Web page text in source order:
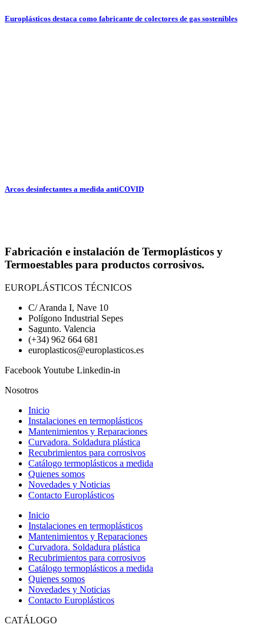
Europlásticos destaca como fabricante de colectores de gas sostenibles
Arcos desinfectantes a medida antiCOVID
Fabricación e instalación de Termoplásticos y
Termoestables para productos corrosivos.
EUROPLÁSTICOS TÉCNICOS
C/ Aranda I, Nave 10
Polígono Industrial Sepes
Sagunto. Valencia
(+34) 962 664 681
europlasticos@europlasticos.es
FacebookYoutube Linkedin-in
Nosotros
Inicio
Instalaciones en termoplásticos
Mantenimientos y Reparaciones
Curvadora. Soldadura plástica
Recubrimientos para corrosivos
Catálogo termoplásticos a medida
Quienes somos
Novedades y Noticias
Contacto Europlásticos
Inicio
Instalaciones en termoplásticos
Mantenimientos y Reparaciones
Curvadora. Soldadura plástica
Recubrimientos para corrosivos
Catálogo termoplásticos a medida
Quienes somos
Novedades y Noticias
Contacto Europlásticos
CATÁLOGO